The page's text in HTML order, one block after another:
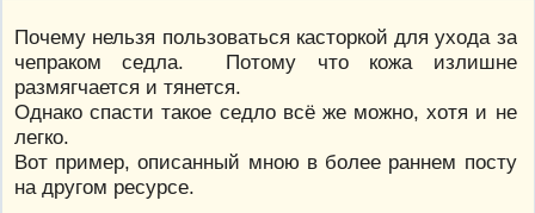
Почему нельзя пользоваться касторкой для ухода за
чепраком седла. Потому что кожа излишне
размягчается и тянется.
Однако спасти такое седло всё же можно, хотя и не
легко.
Вот пример, описанный мною в более раннем посту
на другом ресурсе.